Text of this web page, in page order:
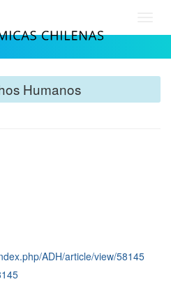
Humanos
ADH/article/view/58145